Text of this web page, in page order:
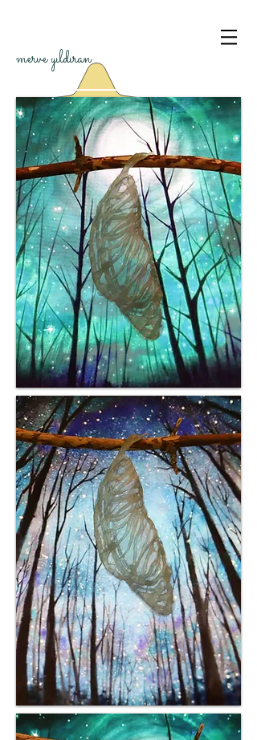
merve yıldıran